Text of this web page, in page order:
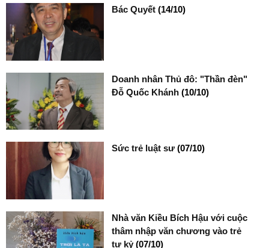
Bác Quyết(14/10)
Doanh nhân Thủ đô: "Thần đèn"
Đỗ Quốc Khánh(10/10)
Sức trẻ luật sư(07/10)
Nhà văn Kiều Bích Hậu với cuộc
thâm nhập văn chương vào trẻ
tự kỷ(07/10)